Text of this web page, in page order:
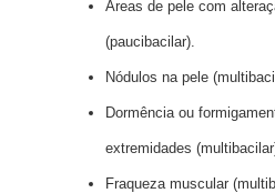
Áreas de pele com
(paucibacilar).
Nódulos na pele
Dormência ou
extremidades
Fraqueza muscular